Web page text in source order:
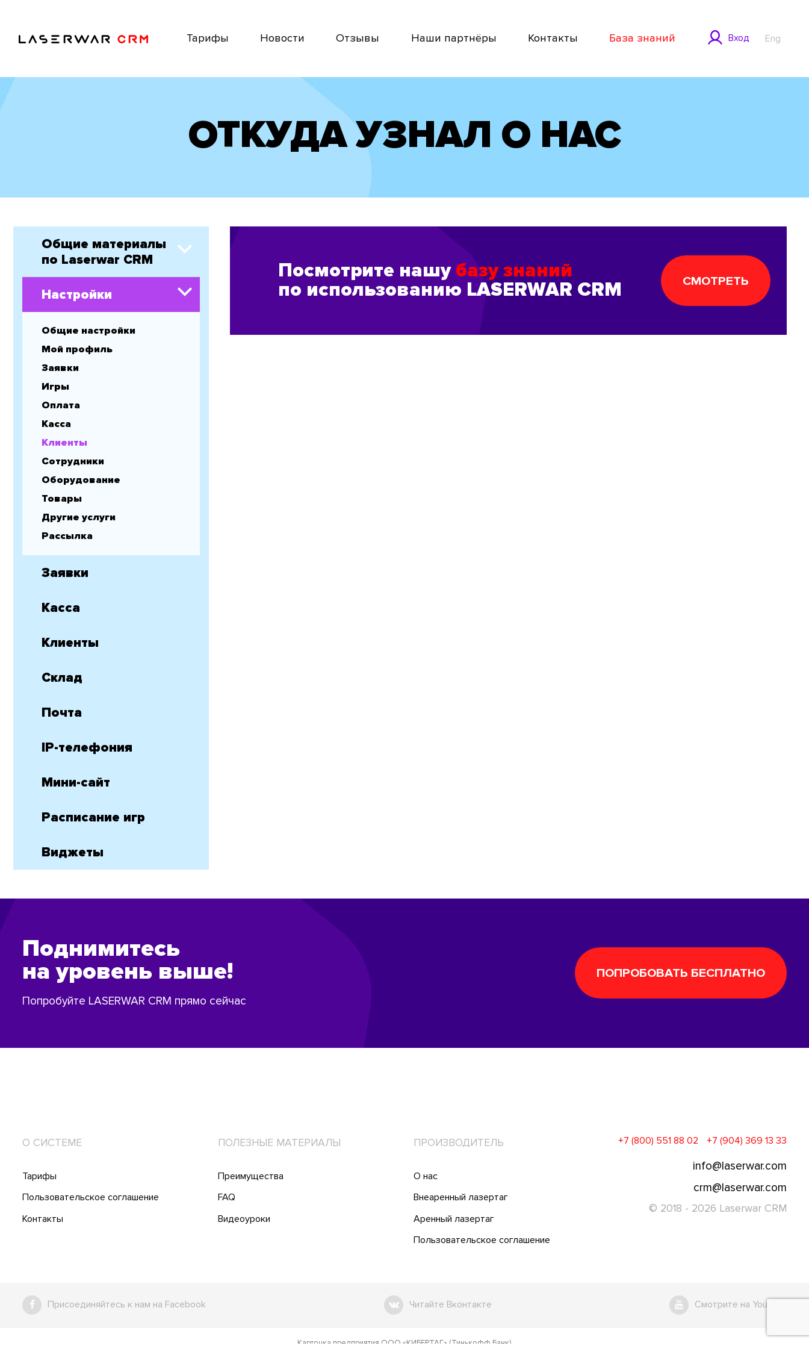
Вход Eng
Тарифы Новости Отзывы Наши партнёры Контакты База знаний
ОТКУДА УЗНАЛ О НАС
Общие материалы
по Laserwar CRM
Настройки
Общие настройки
Мой профиль
Заявки
Игры
Оплата
Касса
Клиенты
Сотрудники
Оборудование
Товары
Другие услуги
Рассылка
Заявки
Касса
Клиенты
Склад
Почта
IP-телефония
Мини-сайт
Расписание игр
Виджеты
Посмотрите нашу базу знаний
по использованию LASERWAR CRM
СМОТРЕТЬ
Поднимитесь
на уровень выше!
Попробуйте LASERWAR CRM прямо сейчас
ПОПРОБОВАТЬ БЕСПЛАТНО
О СИСТЕМЕ
Тарифы
Пользовательское соглашение
Контакты
ПОЛЕЗНЫЕ МАТЕРИАЛЫ
Преимущества
FAQ
Видеоуроки
ПРОИЗВОДИТЕЛЬ
О нас
Внеаренный лазертаг
Аренный лазертаг
Пользовательское соглашение
+7 (800) 551 88 02 +7 (904) 369 13 33
info@laserwar.com
crm@laserwar.com
© 2018 - 2026 Laserwar CRM
Присоединяйтесь к нам на Facebook Читайте Вконтакте Смотрите на Youtube
Карточка предприятия ООО «КИБЕРТАГ» (Тинькофф Банк)